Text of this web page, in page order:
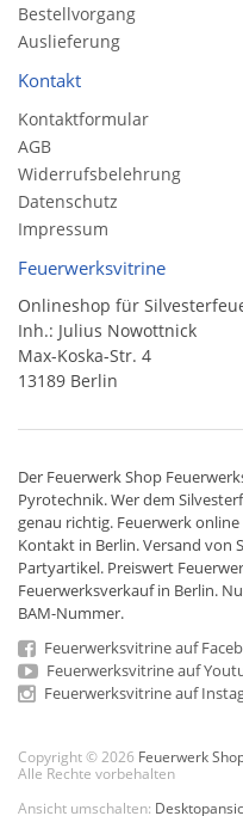
Bestellvorgang
Auslieferung
Kontakt
Kontaktformular
AGB
Widerrufsbelehrung
Datenschutz
Impressum
Feuerwerksvitrine
Onlineshop für
Inh.: Julius Nowottnick
Max-Koska-Str. 4
13189 Berlin
Der Feuerwerk Shop
Pyrotechnik. Wer dem
genau richtig. Feuerwerk
Kontakt in Berlin. Versand von
Partyartikel. Preiswert
Feuerwerksverkauf in Berlin.
BAM-Nummer.
Feuerwerksvitrine auf
Feuerwerksvitrine auf
Feuerwerksvitrine auf
Copyright © 2026 Feuerwerk
Alle Rechte vorbehalten
Ansicht umschalten: